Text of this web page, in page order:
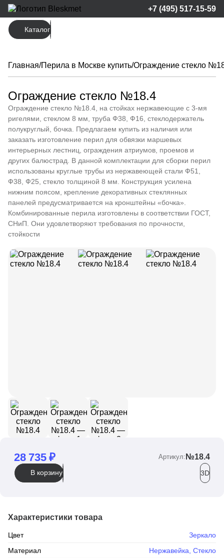
+7 (495) 517-15-59
Каталог
Поиск
товаров
Главная/Перила в Москве купить/Ограждение стекло
Ограждение стекло №18.4
Ограждение стекло №18.4, на стойках нержавеющие с 3-мя
ригелями, стеклом 8 мм, труба Ф38, Ф16, стеклодержатель
полукруглый, бочка. Предлагаем купить из наличия или
заказать изготовление перил для обвязки маршевых
интерьерных лестниц, ограждения атриумов, проемов и
других балюстрад. В данной комплектации для сборки перил
использованы круглые трубы из нержавеющей стали Ф51,
Ф38, Ф25, стекло толщиной 8 мм. Конструкция усилена
нижним поясом, крепление декоративных стеклянных
панелей предусматривается на кронштейны «бочка».
Комбинированные перила изготовлены в соответствии ГОСТ,
СНиП. Они удовлетворяют требования по прочности,
стойкости
28 735₽ Артикул: №18.4
В корзину 3D
Характеристики товара
Цвет
Зеркало
Материал
Нержавейка Стекло